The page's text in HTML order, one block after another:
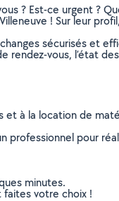
? Est-ce urgent ?
! Sur leur
sécurisés et
vous, l’état
à la location de
pour
minutes.
faites votre choix !